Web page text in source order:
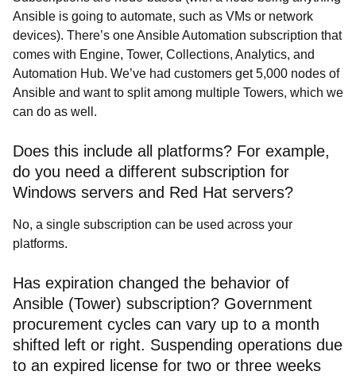
Ansible is going to automate, such as VMs or network
devices). There’s one Ansible Automation subscription that
comes with Engine, Tower, Collections, Analytics, and
Automation Hub. We’ve had customers get 5,000 nodes of
Ansible and want to split among multiple Towers, which we
can do as well.
Does this include all platforms? For example,
do you need a different subscription for
Windows servers and Red Hat servers?
No, a single subscription can be used across your
platforms.
Has expiration changed the behavior of
Ansible (Tower) subscription? Government
procurement cycles can vary up to a month
shifted left or right. Suspending operations due
to an expired license for two or three weeks